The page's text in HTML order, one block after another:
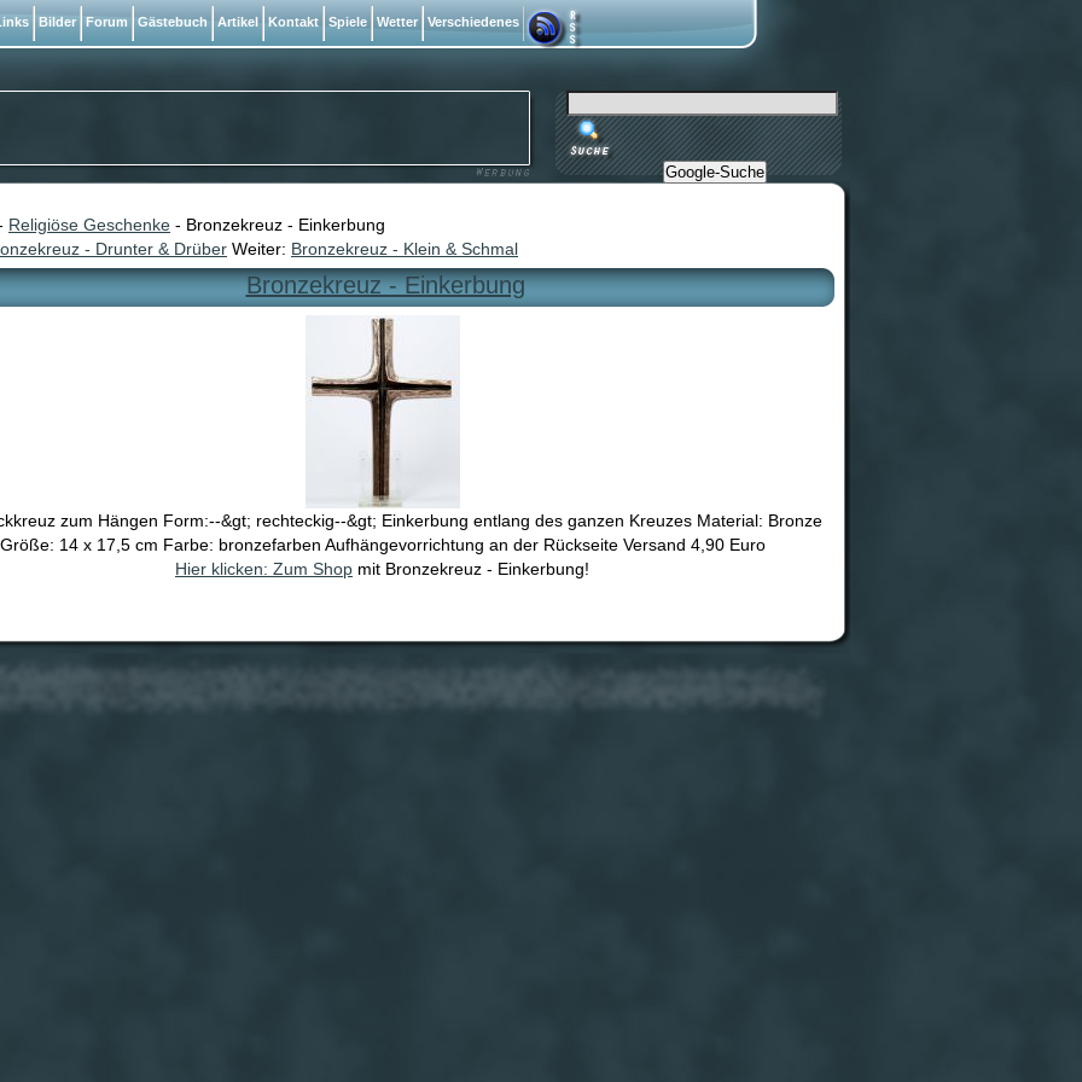
Religiöse Geschenke - Bronzekreuz - Einkerbung
- Drunter & Drüber Weiter: Bronzekreuz - Klein & Schmal
Bronzekreuz - Einkerbung
zum Hängen Form:--&gt; rechteckig--&gt; Einkerbung entlang des ganzen Kreuzes Material: Bronze
Größe: 14 x 17,5 cm Farbe: bronzefarben Aufhängevorrichtung an der Rückseite Versand 4,90 Euro
Hier klicken: Zum Shop mit Bronzekreuz - Einkerbung!
Bilder Forum Gästebuch Artikel Kontakt Spiele Wetter Verschiedenes
Google-Suche